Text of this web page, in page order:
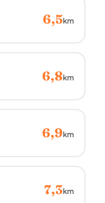
6,5km
6,8km
6,9km
7,3km